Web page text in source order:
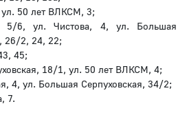
50 лет ВЛКСМ, 3;
5/6, ул. Чистова, 4, ул. Большая
26/2, 24, 22;
45;
18/1, ул. 50 лет ВЛКСМ, 4;
4, ул. Большая Серпуховская, 34/2;
7.